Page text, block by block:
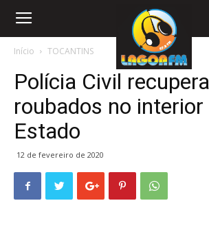
Início TOCANTINS
Polícia Civil
roubados no interior
Estado
12 de fevereiro de 2020